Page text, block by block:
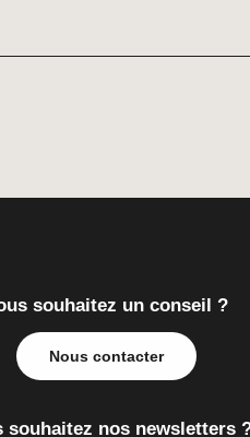
souhaitez un conseil ?
Nous contacter
souhaitez nos newsletters